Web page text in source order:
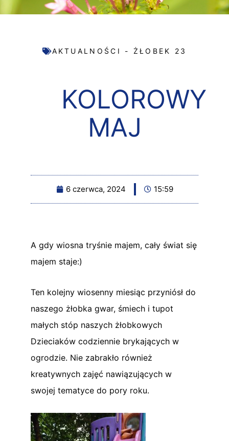
AKTUALNOŚCI - ŻŁOBEK 23
KOLOROWY
MAJ
6 czerwca, 2024 15:59
A gdy wiosna tryśnie majem, cały świat się
majem staje:)
Ten kolejny wiosenny miesiąc przyniósł do
naszego żłobka gwar, śmiech i tupot
małych stóp naszych żłobkowych
Dzieciaków codziennie brykających w
ogrodzie. Nie zabrakło również
kreatywnych zajęć nawiązujących w
swojej tematyce do pory roku.